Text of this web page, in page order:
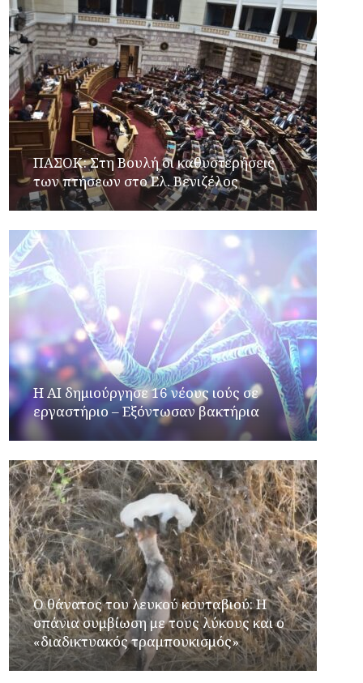
ΠΑΣΟΚ: Στη Βουλή οι καθυστερήσεις
των πτήσεων στο Ελ. Βενιζέλος
H AI δημιούργησε 16 νέους ιούς σε
εργαστήριο – Εξόντωσαν βακτήρια
Ο θάνατος του λευκού κουταβιού: Η
σπάνια συμβίωση με τους λύκους και ο
«διαδικτυακός τραμπουκισμός»